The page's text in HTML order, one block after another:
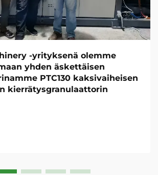
-yrityksenä olemme
yhden äskettäisen
PTC130 kaksivaiheisen
kierrätysgranulaattorin